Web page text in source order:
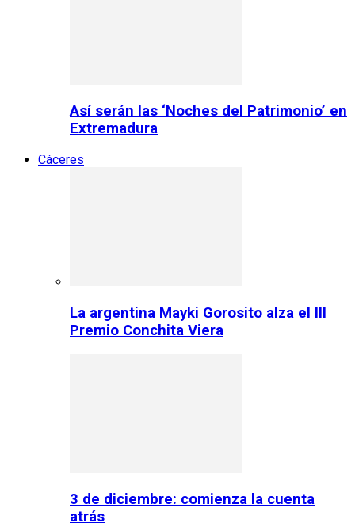
Así serán las ‘Noches del Patrimonio’ en
Extremadura
Cáceres
La argentina Mayki Gorosito alza el III
Premio Conchita Viera
3 de diciembre: comienza la cuenta
atrás